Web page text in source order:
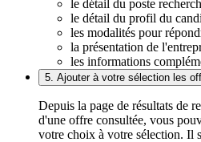
le détail du poste
le détail du profil du
les modalités pour
la présentation de
les informations
5. Ajouter à votre sélection les
Depuis la page de résultats de
d'une offre consultée, vous
votre choix à votre sélection. Il